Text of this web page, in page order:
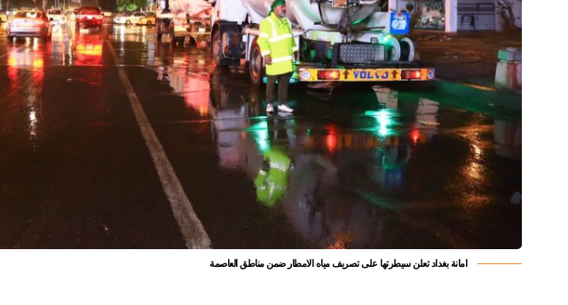
امانة بغداد تعلن سيطرتها على تصريف مياه الامطار ضمن مناطق العاصمة